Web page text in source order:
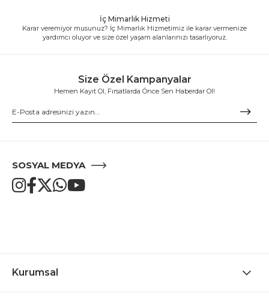
İç Mimarlık Hizmeti
Karar veremiyor musunuz? İç Mimarlık Hizmetimiz ile karar vermenize
yardımcı oluyor ve size özel yaşam alanlarınızı tasarlıyoruz.
Size Özel Kampanyalar
Hemen Kayıt Ol, Fırsatlarda Önce Sen Haberdar Ol!
SOSYAL MEDYA
Kurumsal